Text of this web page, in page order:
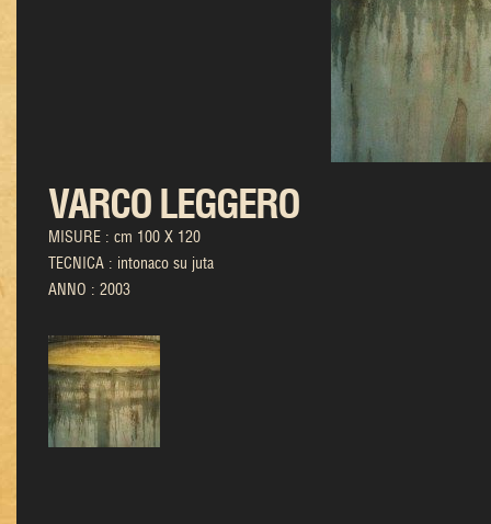
VARCO LEGGERO
MISURE : cm 100 X 120
TECNICA : intonaco su juta
ANNO : 2003